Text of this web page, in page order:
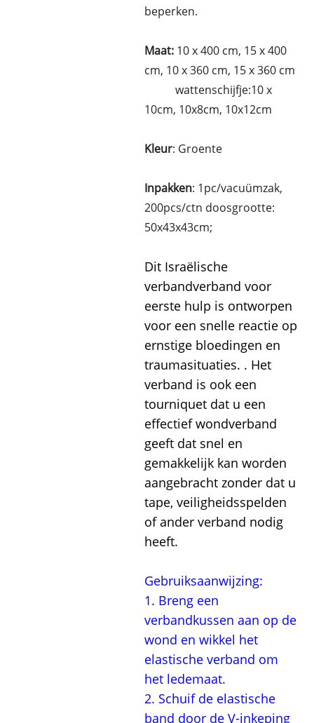
beperken.
Maat: 10 x 400 cm, 15 x 400
cm, 10 x 360 cm, 15 x 360 cm
wattenschijfje:10 x
10cm, 10x8cm, 10x12cm
Kleur: Groente
Inpakken: 1pc/vacuümzak,
200pcs/ctn doosgrootte:
50x43x43cm;
Dit Israëlische
verbandverband voor
eerste hulp is ontworpen
voor een snelle reactie op
ernstige bloedingen en
traumasituaties. . Het
verband is ook een
tourniquet dat u een
effectief wondverband
geeft dat snel en
gemakkelijk kan worden
aangebracht zonder dat u
tape, veiligheidsspelden
of ander verband nodig
heeft.
Gebruiksaanwijzing:
1. Breng een
verbandkussen aan op de
wond en wikkel het
elastische verband om
het ledemaat.
2. Schuif de elastische
band door de V-inkeping